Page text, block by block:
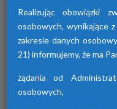
Realizując obowiązki
osobowych, wynikające
zakresie danych
21) informujemy, że ma
żądania od
osobowych,